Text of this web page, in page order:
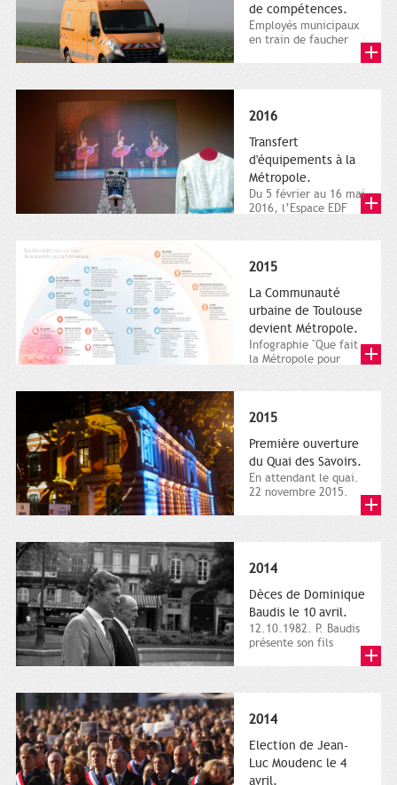
de compétences.
Employés municipaux
en train de faucher
2016
Transfert
d'équipements à la
Métropole.
Du 5 février au 16 mai
2016, l’Espace EDF
2015
La Communauté
urbaine de Toulouse
devient Métropole.
Infographie "Que fait
la Métropole pour
2015
Première ouverture
du Quai des Savoirs.
En attendant le quai.
22 novembre 2015.
2014
Dèces de Dominique
Baudis le 10 avril.
12.10.1982. P. Baudis
présente son fils
2014
Election de Jean-
Luc Moudenc le 4
avril.